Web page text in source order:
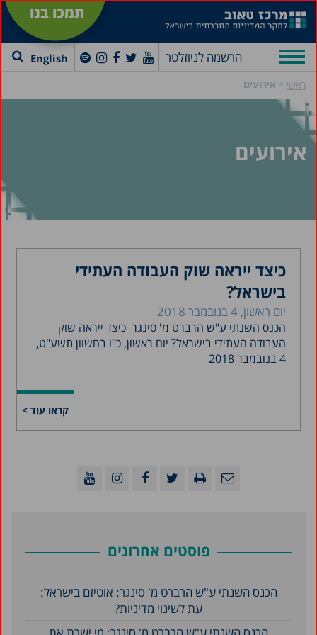
תמכו בנו
הרשמה לניוזלטר English
ראשי » אירועים
אירועים
כיצד ייראה שוק העבודה העתידי
בישראל?
יום ראשון, 4 בנובמבר 2018
הכנס השנתי ע"ש הרברט מ' סינגר כיצד ייראה שוק
העבודה העתידי בישראל? יום ראשון, כ"ו בחשוון תשע"ט,
4 בנובמבר 2018
קראו עוד >
פוסטים אחרונים
הכנס השנתי ע"ש הרברט מ' סינגר: אוטיזם בישראל:
עת לשינוי מדיניות?